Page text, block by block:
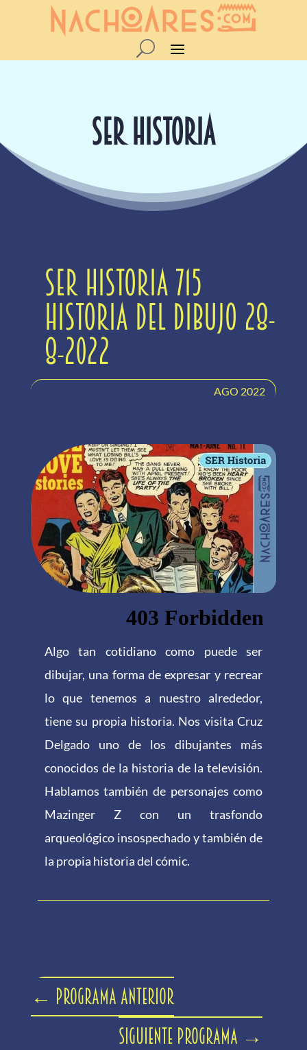
SER HISTORIA
Ser Historia 715
Historia del dibujo 28-
8-2022
AGO 2022
Algo tan cotidiano como puede ser
dibujar, una forma de expresar y recrear
lo que tenemos a nuestro alrededor,
tiene su propia historia. Nos visita Cruz
Delgado uno de los dibujantes más
conocidos de la historia de la televisión.
Hablamos también de personajes como
Mazinger Z con un trasfondo
arqueológico insospechado y también de
la propia historia del cómic.
← Programa anterior
Siguiente programa →